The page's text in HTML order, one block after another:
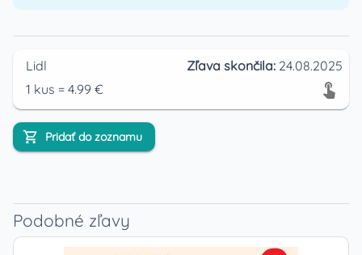
Lidl Zľava skončila: 24.08.2025
1 kus = 4.99 €
Pridať do zoznamu
Podobné zľavy